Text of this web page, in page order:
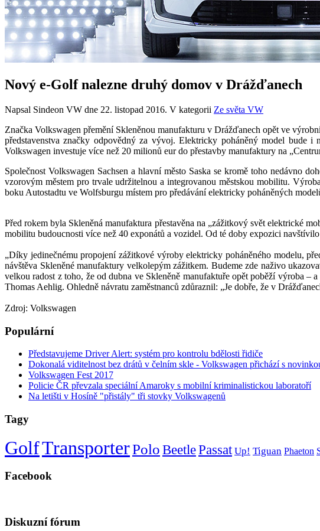
Nový e-Golf nalezne druhý domov v Drážďanech
Napsal Sindeon VW dne 22. listopad 2016. V kategorii Ze světa VW
Značka Volkswagen přemění Skleněnou manufakturu v Drážďanech opět ve
představenstva značky odpovědný za vývoj. Elektricky poháněný model bude
Volkswagen investuje více než 20 milionů eur do přestavby manufaktury na
Společnost Volkswagen Sachsen a hlavní město Saska se kromě toho nedávno
vzorovým městem pro trvale udržitelnou a integrovanou městskou mobilitu.
boku Autostadtu ve Wolfsburgu místem pro předávání elektricky poháněných
Před rokem byla Skleněná manufaktura přestavěna na „zážitkový svět elektrické
mobilitu budoucnosti více než 40 exponátů a vozidel. Od té doby expozici
„Díky jedinečnému propojení zážitkové výroby elektricky poháněného modelu,
návštěva Skleněné manufaktury velkolepým zážitkem. Budeme zde naživo
velkou radost z toho, že od dubna ve Skleněně manufaktuře opět poběží výroba
Thomas Aehlig. Ohledně návratu zaměstnanců zdůraznil: „Je dobře, že v
Zdroj: Volkswagen
Populární
Představujeme Driver Alert: systém pro kontrolu bdělosti řidiče
Dokonalá viditelnost bez drátů v čelním skle - Volkswagen přichází s
Volkswagen Fest 2017
Policie ČR převzala speciální Amaroky s mobilní kriminalistickou laboratoří
Na letišti v Hosíně "přistály" tři stovky Volkswagenů
Tagy
GolfTransporterPoloBeetlePassat Up! Tiguan Phaeton
Facebook
Diskuzní fórum